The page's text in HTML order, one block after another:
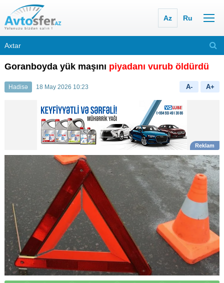
Az Ru
Goranboyda yük maşını piyadanı vurub öldürdü
Hadisə 18 May 2026 10:23 A- A+